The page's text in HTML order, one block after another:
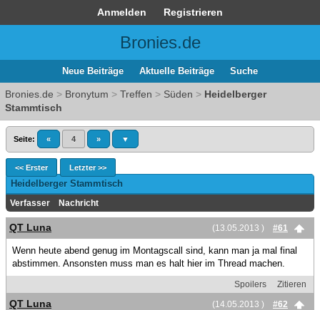
Anmelden Registrieren
Bronies.de
Neue Beiträge Aktuelle Beiträge Suche
Bronies.de > Bronytum > Treffen > Süden > Heidelberger
Stammtisch
Seite: « 4 » ▼
<< Erster Letzter >>
Heidelberger Stammtisch
Verfasser Nachricht
(13.05.2013 ) #61
QT Luna
Wenn heute abend genug im Montagscall sind, kann man ja mal final
abstimmen. Ansonsten muss man es halt hier im Thread machen.
Spoilers
Zitieren
(14.05.2013 )
#62
QT Luna